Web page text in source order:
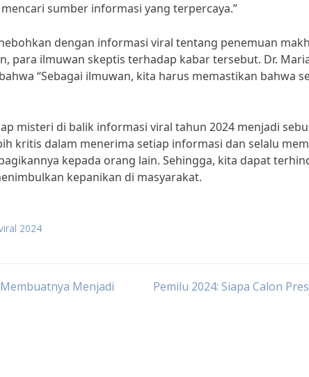
sumber informasi yang terpercaya.”
dengan informasi viral tentang penemuan
para ilmuwan skeptis terhadap kabar tersebut. Dr.
“Sebagai ilmuwan, kita harus memastikan bahwa
misteri di balik informasi viral tahun 2024 menjadi
kritis dalam menerima setiap informasi dan selalu
kepada orang lain. Sehingga, kita dapat
kepanikan di masyarakat.
2024
Menjadi
Pemilu 2024: Siapa Calon